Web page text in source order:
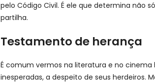
pelo Código Civil. É ele que determina não
partilha.
Testamento de herança
É comum vermos na literatura e no cinema
inesperadas, a despeito de seus herdeiros.